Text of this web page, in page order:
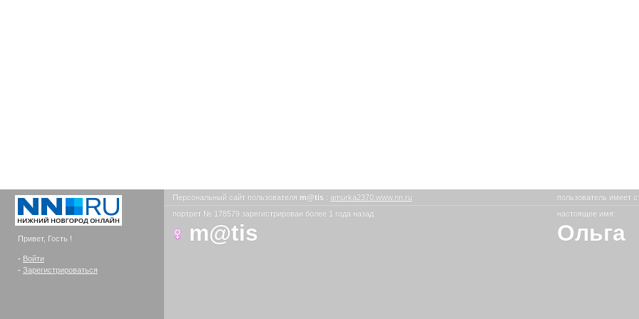
Привет, Гость !
- Войти
- Зарегистрироваться
Персональный сайт пользователя m@tis : amurka2370.www.nn.ru пользователь имеет
портрет № 178579 зарегистрирован более 1 года назад
m@tis
настоящее имя:
Ольга